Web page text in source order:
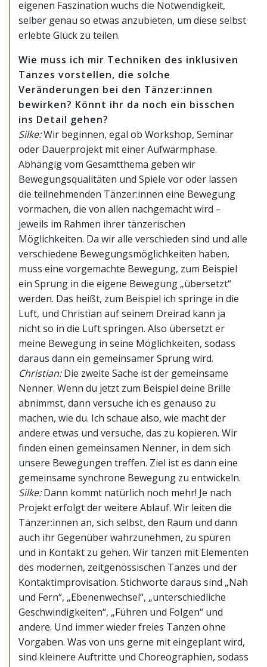
eigenen Faszination wuchs die Notwendigkeit,
selber genau so etwas anzubieten, um diese selbst
erlebte Glück zu teilen.
Wie muss ich mir Techniken des inklusiven
Tanzes vorstellen, die solche
Veränderungen bei den Tänzer:innen
bewirken? Könnt ihr da noch ein bisschen
ins Detail gehen?
Silke:Wir beginnen, egal ob Workshop, Seminar
oder Dauerprojekt mit einer Aufwärmphase.
Abhängig vom Gesamtthema geben wir
Bewegungsqualitäten und Spiele vor oder lassen
die teilnehmenden Tänzer:innen eine Bewegung
vormachen, die von allen nachgemacht wird –
jeweils im Rahmen ihrer tänzerischen
Möglichkeiten. Da wir alle verschieden sind und alle
verschiedene Bewegungsmöglichkeiten haben,
muss eine vorgemachte Bewegung, zum Beispiel
ein Sprung in die eigene Bewegung „übersetzt“
werden. Das heißt, zum Beispiel ich springe in die
Luft, und Christian auf seinem Dreirad kann ja
nicht so in die Luft springen. Also übersetzt er
meine Bewegung in seine Möglichkeiten, sodass
daraus dann ein gemeinsamer Sprung wird.
Christian:Die zweite Sache ist der gemeinsame
Nenner. Wenn du jetzt zum Beispiel deine Brille
abnimmst, dann versuche ich es genauso zu
machen, wie du. Ich schaue also, wie macht der
andere etwas und versuche, das zu kopieren. Wir
finden einen gemeinsamen Nenner, in dem sich
unsere Bewegungen treffen. Ziel ist es dann eine
gemeinsame synchrone Bewegung zu entwickeln.
Silke:Dann kommt natürlich noch mehr! Je nach
Projekt erfolgt der weitere Ablauf. Wir leiten die
Tänzer:innen an, sich selbst, den Raum und dann
auch ihr Gegenüber wahrzunehmen, zu spüren
und in Kontakt zu gehen. Wir tanzen mit Elementen
des modernen, zeitgenössischen Tanzes und der
Kontaktimprovisation. Stichworte daraus sind „Nah
und Fern“, „Ebenenwechsel“, „unterschiedliche
Geschwindigkeiten“, „Führen und Folgen“ und
andere. Und immer wieder freies Tanzen ohne
Vorgaben. Was von uns gerne mit eingeplant wird,
sind kleinere Auftritte und Choreographien, sodass